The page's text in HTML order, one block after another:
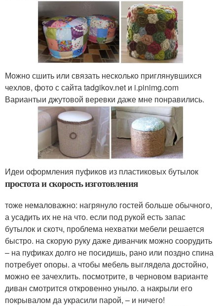
Можно сшить или связать несколько приглянувшихся
чехлов, фото с сайта tadgikov.net и i.pinimg.com
Вариантыи джутовой веревки даже мне понравились.
Идеи оформления пуфиков из пластиковых бутылок
простота и скорость изготовления
тоже немаловажно: нагрянуло гостей больше обычного,
а усадить их не на что. если под рукой есть запас
бутылок и скотч, проблема нехватки мебели решается
быстро. на скорую руку даже диванчик можно соорудить
– на пуфиках долго не посидишь, рано или поздно спина
потребует опоры. а чтобы мебель выглядела достойно,
можно ее зачехлить. посмотрите, в черновом варианте
диван смотрится откровенно уныло. а накрыли его
покрывалом да украсили парой, – и ничего!